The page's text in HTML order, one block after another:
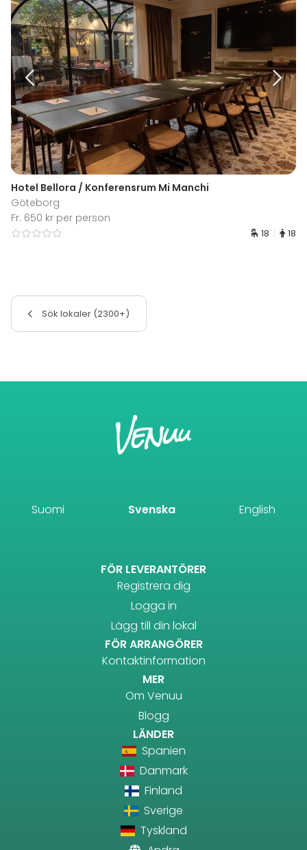
Hotel Bellora / Konferensrum Mi Manchi
Göteborg
Fr. 650 kr per person
18 18
Sök lokaler (2300+)
Suomi Svenska English
FÖR LEVERANTÖRER
Registrera dig
Logga in
Lägg till din lokal
FÖR ARRANGÖRER
Kontaktinformation
MER
Om Venuu
Blogg
LÄNDER
Spanien
Danmark
Finland
Sverige
Tyskland